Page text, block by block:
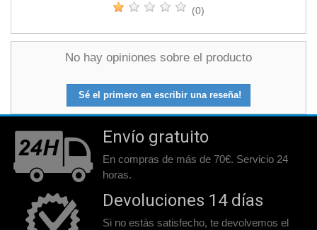
(0)
No hay opiniones sobre el producto
Sé el primero en escribir una reseña!
Envío gratuito
En compras de más de 70€. Servicio 24
horas.
Devoluciones 14 días
Si no estás satisfecho, te devolvemos el